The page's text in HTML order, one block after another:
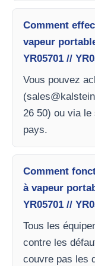
Comment
vapeur
YR05701 //
Vous pouvez
(
26 50) ou via
pays.
Comment
à vapeur
YR05701 //
Tous les
contre les
couvre pas les